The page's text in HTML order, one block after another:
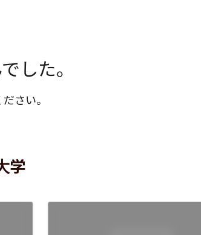
した。
さい。
学